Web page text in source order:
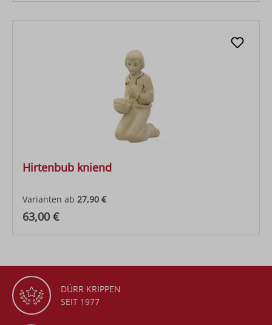
Hirtenbub kniend
Varianten ab 27,90 €
Regulärer Preis:
63,00 €
DÜRR KRIPPEN
SEIT 1977